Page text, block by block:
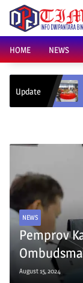
content
HOME
NEWS
Update
Coffee
Stabilitas
NEWS
Pemprov
August 15, 2024